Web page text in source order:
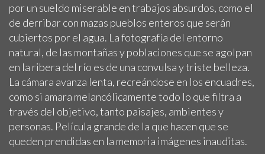
por un sueldo miserable en trabajos absurdos, como el
de derribar con mazas pueblos enteros que serán
cubiertos por el agua. La fotografía del entorno
natural, de las montañas y poblaciones que se agolpan
en la ribera del río es de una convulsa y triste belleza.
La cámara avanza lenta, recreándose en los encuadres,
como si amara melancólicamente todo lo que filtra a
través del objetivo, tanto paisajes, ambientes y
personas. Película grande de la que hacen que se
queden prendidas en la memoria imágenes inauditas.